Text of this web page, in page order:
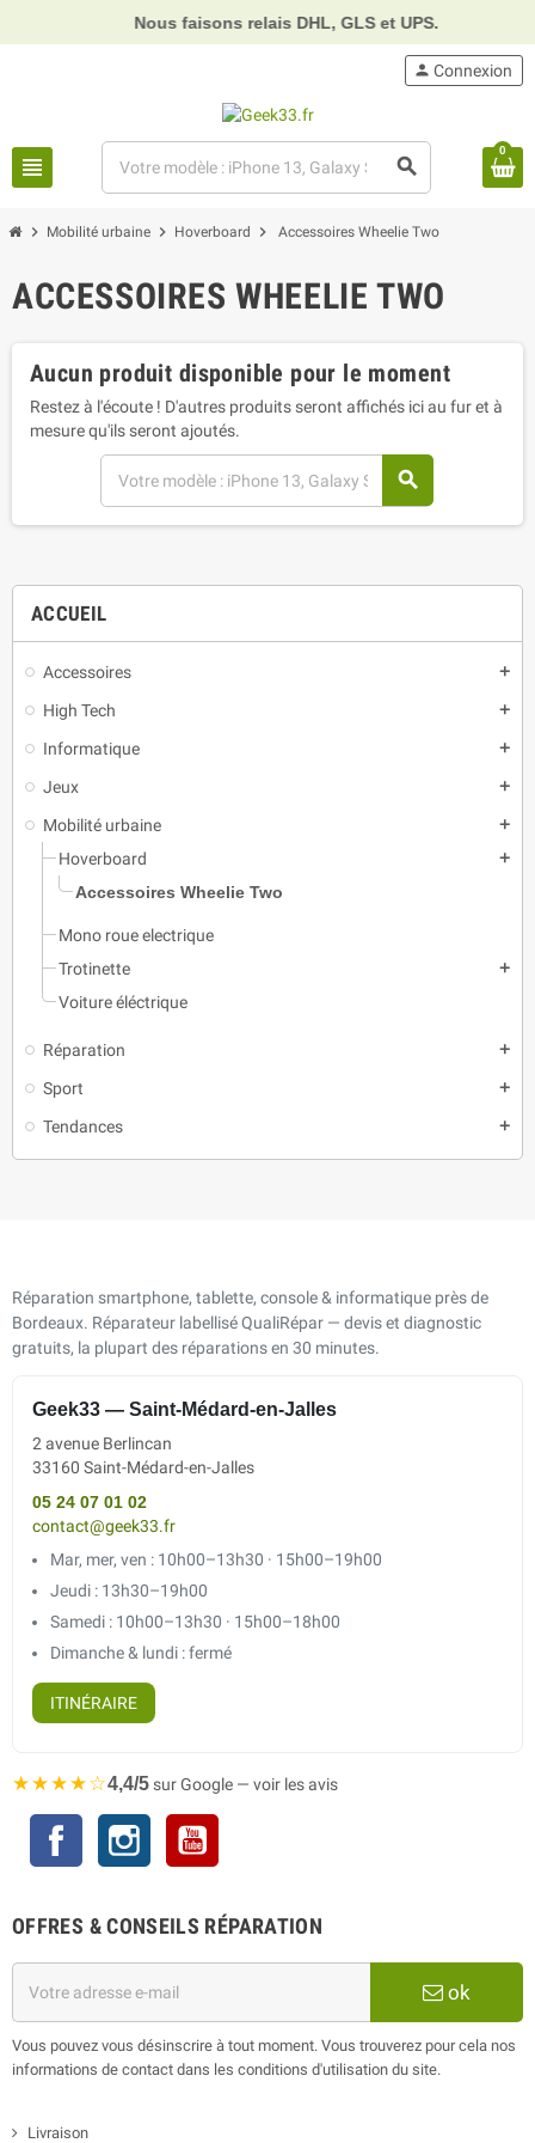
Nous faisons relais DHL, GLS et UPS.
view_headline search
person Connexion
0
chevron_right Mobilité urbaine chevron_right Hoverboard chevron_right Accessoires Wheelie Two
ACCUEIL
Accessoires add
High Tech add
Informatique add
Jeux add
Mobilité urbaine add
Hoverboard add
Accessoires Wheelie Two
Mono roue electrique
Trotinette
add
Voiture éléctrique
Réparation add
Sport add
Tendances add
ACCESSOIRES WHEELIE TWO
Aucun produit disponible pour le moment
Restez à l'écoute ! D'autres produits seront affichés ici au fur et à
mesure qu'ils seront ajoutés.
search
Réparation smartphone, tablette, console & informatique près de
Bordeaux. Réparateur labellisé QualiRépar — devis et diagnostic
gratuits, la plupart des réparations en 30 minutes.
Geek33 — Saint-Médard-en-Jalles
2 avenue Berlincan
33160 Saint-Médard-en-Jalles
05 24 07 01 02
contact@geek33.fr
Mar, mer, ven : 10h00–13h30 · 15h00–19h00
Jeudi : 13h30–19h00
Samedi : 10h00–13h30 · 15h00–18h00
Dimanche & lundi : fermé
ITINÉRAIRE
★★★★☆4,4/5sur Google — voir les avis
Facebook Instagram
OFFRES & CONSEILS RÉPARATION
ok
Vous pouvez vous désinscrire à tout moment. Vous trouverez pour cela nos
informations de contact dans les conditions d'utilisation du site.
Livraison